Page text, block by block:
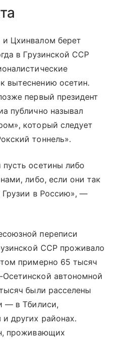
Цхинвалом берет
в Грузинской ССР
вытеснению осетин.
первый президент
публично называл
который следует
тоннель».
осетины либо
либо, если они так
Грузии в Россию», —
переписи
ССР проживало
примерно 65 тысяч
автономной
были расселены
— в Тбилиси,
других районах.
проживающих